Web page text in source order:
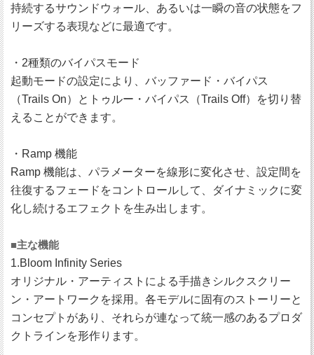
持続するサウンドウォール、あるいは一瞬の音の状態をフ
リーズする表現などに最適です。
・2種類のバイパスモード
起動モードの設定により、バッファード・バイパス
（Trails On）とトゥルー・バイパス（Trails Off）を切り替
えることができます。
・Ramp 機能
Ramp 機能は、パラメーターを線形に変化させ、設定間を
往復するフェードをコントロールして、ダイナミックに変
化し続けるエフェクトを生み出します。
■主な機能
1.Bloom Infinity Series
オリジナル・アーティストによる手描きシルクスクリー
ン・アートワークを採用。各モデルに固有のストーリーと
コンセプトがあり、それらが連なって統一感のあるプロダ
クトラインを形作ります。